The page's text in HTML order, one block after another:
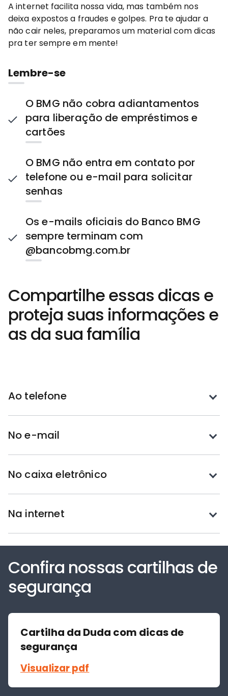
A internet facilita nossa vida, mas também nos
deixa expostos a fraudes e golpes. Pra te ajudar a
não cair neles, preparamos um material com dicas
pra ter sempre em mente!
Lembre-se
O BMG não cobra adiantamentos
para liberação de empréstimos e
cartões
O BMG não entra em contato por
telefone ou e-mail para solicitar
senhas
Os e-mails oficiais do Banco BMG
sempre terminam com
@bancobmg.com.br
Compartilhe essas dicas e
proteja suas informações e
as da sua família
Ao telefoneToque
No e-mail
No caixa eletrônicoToque
Na internetToque
Confira nossas cartilhas de
segurança
Cartilha da Duda com dicas de
segurança
Visualizar pdf